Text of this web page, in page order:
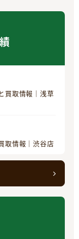
買取情報｜浅草
取情報｜渋谷店